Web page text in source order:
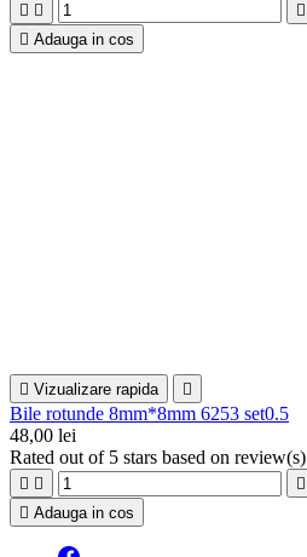
  
 Adauga in cos
 Vizualizare rapida 
Bile rotunde 8mm*8mm 6253 set0.5
48,00 lei
Rated out of 5 stars based on review(s)
  
 Adauga in cos